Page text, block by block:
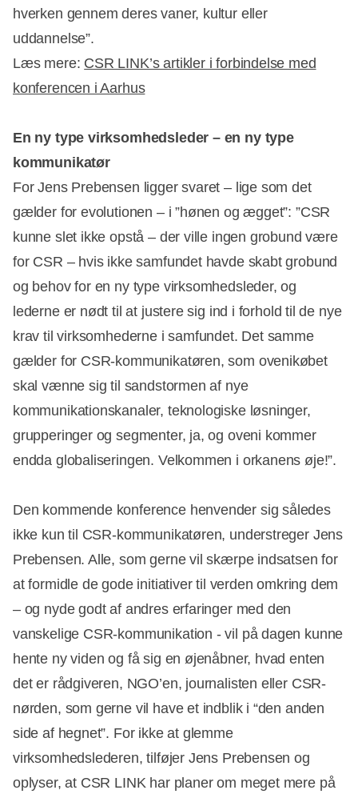
hverken gennem deres vaner, kultur eller
uddannelse”.
Læs mere: CSR LINK’s artikler i forbindelse med
konferencen i Aarhus
En ny type virksomhedsleder – en ny type
kommunikatør
For Jens Prebensen ligger svaret – lige som det
gælder for evolutionen – i ”hønen og ægget”: ”CSR
kunne slet ikke opstå – der ville ingen grobund være
for CSR – hvis ikke samfundet havde skabt grobund
og behov for en ny type virksomhedsleder, og
lederne er nødt til at justere sig ind i forhold til de nye
krav til virksomhederne i samfundet. Det samme
gælder for CSR-kommunikatøren, som ovenikøbet
skal vænne sig til sandstormen af nye
kommunikationskanaler, teknologiske løsninger,
grupperinger og segmenter, ja, og oveni kommer
endda globaliseringen. Velkommen i orkanens øje!”.
Den kommende konference henvender sig således
ikke kun til CSR-kommunikatøren, understreger Jens
Prebensen. Alle, som gerne vil skærpe indsatsen for
at formidle de gode initiativer til verden omkring dem
– og nyde godt af andres erfaringer med den
vanskelige CSR-kommunikation - vil på dagen kunne
hente ny viden og få sig en øjenåbner, hvad enten
det er rådgiveren, NGO’en, journalisten eller CSR-
nørden, som gerne vil have et indblik i “den anden
side af hegnet”. For ikke at glemme
virksomhedslederen, tilføjer Jens Prebensen og
oplyser, at CSR LINK har planer om meget mere på